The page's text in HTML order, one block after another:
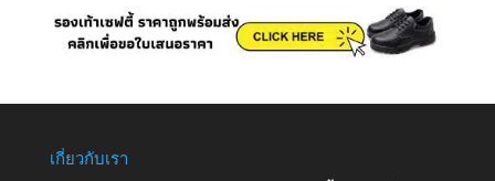
เกี่ยวกับเรา